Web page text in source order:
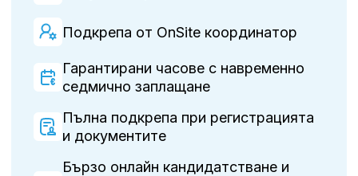
Подкрепа от OnSite координатор
Гарантирани часове с навременно
седмично заплащане
Пълна подкрепа при регистрацията
и документите
Бързо онлайн кандидатстване и